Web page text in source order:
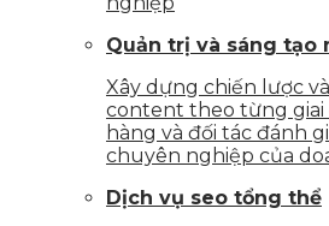
Quản trị và sáng tạo
Xây dựng chiến lược
content theo từng giai
hàng và đối tác đánh
chuyên nghiệp của
Dịch vụ seo tổng thể